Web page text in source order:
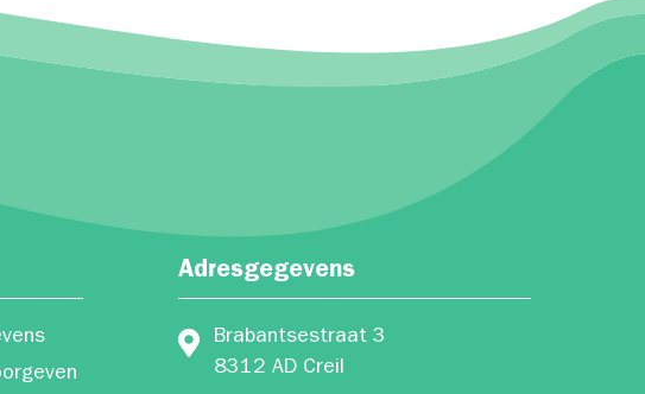
Adresgegevens
Brabantsestraat 3
8312 AD Creil